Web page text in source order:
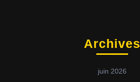
Archives
juin 2026